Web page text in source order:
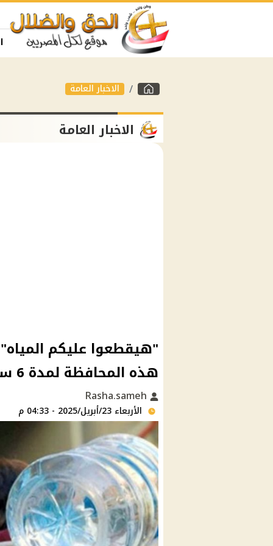
الاخبار العامة
الاخبار العامة
"هيقطعوا عليكم
هذه المحافظة لمدة 6 ساعات | اعرف المواعيد بالتفصيل
الأربعاء 23/أبريل/2025 - 04:33 م